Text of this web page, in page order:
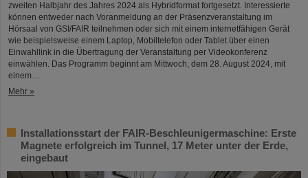
zweiten Halbjahr des Jahres 2024 als Hybridformat fortgesetzt. Interessierte
können entweder nach Voranmeldung an der Präsenzveranstaltung im
Hörsaal von GSI/FAIR teilnehmen oder sich mit einem internetfähigen Gerät
wie beispielsweise einem Laptop, Mobiltelefon oder Tablet über einen
Einwahllink in die Übertragung der Veranstaltung per Videokonferenz
einwählen. Das Programm beginnt am Mittwoch, dem 28. August 2024, mit
einem…
Mehr »
Installationsstart der FAIR-Beschleunigermaschine: Erste
Magnete erfolgreich im Tunnel, 17 Meter unter der Erde,
eingebaut